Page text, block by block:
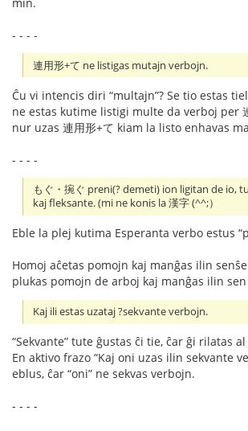
- - - -
連用形+て ne listigas mutajn verbojn.
Ĉu vi intencis diri “multajn”? Se tio estas
ne estas kutime listigi multe da verboj per
nur uzas 連用形+て kiam la listo enhavas
- - - -
もぐ・捥ぐ preni(? demeti) ion ligitan de io,
kaj fleksante. (mi ne konis la 漢字 (^^;）
Eble la plej kutima Esperanta verbo estus
Homoj aĉetas pomojn kaj manĝas ilin
plukas pomojn de arboj kaj manĝas ilin
Kaj ili estas uzataj ?sekvante verbojn.
“Sekvante” tute ĝustas ĉi tie, ĉar ĝi rilatas
En aktivo frazo “Kaj oni uzas ilin sekvante
eblus, ĉar “oni” ne sekvas verbojn.
- - - -